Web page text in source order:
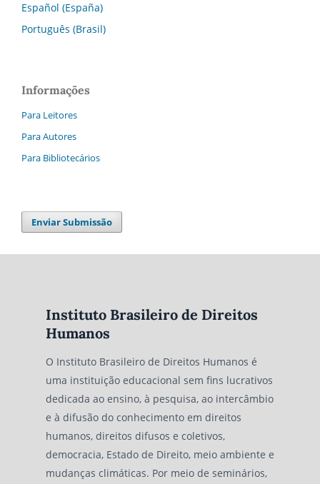
Español (España)
Português (Brasil)
Informações
Para Leitores
Para Autores
Para Bibliotecários
Enviar Submissão
Instituto Brasileiro de Direitos
Humanos
O Instituto Brasileiro de Direitos Humanos é
uma instituição educacional sem fins lucrativos
dedicada ao ensino, à pesquisa, ao intercâmbio
e à difusão do conhecimento em direitos
humanos, direitos difusos e coletivos,
democracia, Estado de Direito, meio ambiente e
mudanças climáticas. Por meio de seminários,